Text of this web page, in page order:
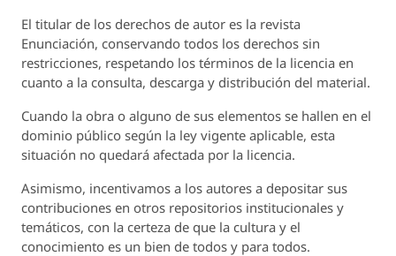
El titular de los derechos de autor es la revista
Enunciación, conservando todos los derechos sin
restricciones, respetando los términos de la licencia en
cuanto a la consulta, descarga y distribución del material.
Cuando la obra o alguno de sus elementos se hallen en el
dominio público según la ley vigente aplicable, esta
situación no quedará afectada por la licencia.
Asimismo, incentivamos a los autores a depositar sus
contribuciones en otros repositorios institucionales y
temáticos, con la certeza de que la cultura y el
conocimiento es un bien de todos y para todos.